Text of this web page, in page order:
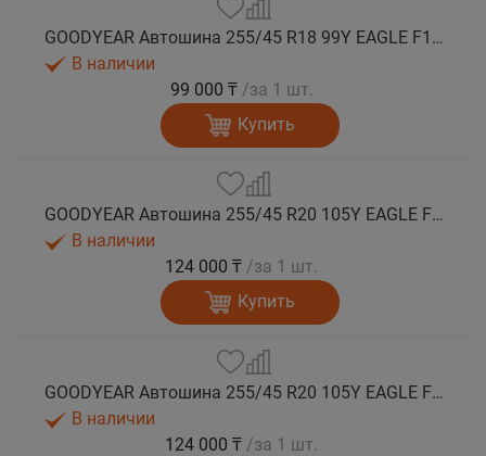
GOODYEAR Автошина 255/45 R18 99Y EAGLE F1 ASYMMETRIC 6 FP лето
В наличии
99 000 ₸ /за 1 шт.
Купить
GOODYEAR Автошина 255/45 R20 105Y EAGLE F1 ASYMMETRIC 6 XL FP лето
В наличии
124 000 ₸ /за 1 шт.
Купить
GOODYEAR Автошина 255/45 R20 105Y EAGLE F1 ASYMMETRIC 6 XL FP (MEA) лето
В наличии
124 000 ₸ /за 1 шт.